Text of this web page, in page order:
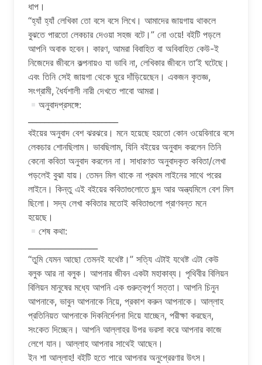
ধাপ।
“হ্যাঁ হ্যাঁ লেখিকা তো বসে বসে লিখে। আমাদের জায়গায় থাকলে
বুঝতে পারতো লেকচার দেওয়া সহজ বটে।” নো ওয়ে! বইটি পড়লে
আপনি অবাক হবেন। কারণ, আমরা বিবাহিত বা অবিবাহিত কেউ-ই
নিজেদের জীবনে কল্পনায়ও যা ভাবি না, লেখিকার জীবনে তা’ই ঘটেছে।
এবং তিনি সেই জায়গা থেকে ঘুরে দাঁড়িয়েছেন। একজন কৃতজ্ঞ,
সংগ্রামী, ধৈর্যশালী নারী দেখতে পাবো আমরা।
অনুবাদপ্রসঙ্গে:
বইয়ের অনুবাদ বেশ ঝরঝরে। মনে হয়েছে হয়তো কোন ওয়েবিনারে বসে
লেকচার শোনছিলাম। ভাবছিলাম, যিনি বইয়ের অনুবাদ করলেন তিনি
কেনো কবিতা অনুবাদ করলেন না। সাধারণত অনুবাদকৃত কবিতা/লেখা
পড়লেই বুঝা যায়। তেমন মিল থাকে না প্রথম লাইনের সাথে পরের
লাইনে। কিন্তু এই বইয়ের কবিতাগুলোতে ছন্দ আর অন্ত্যমিলে বেশ মিল
ছিলো। সদ্য লেখা কবিতার মতোই কবিতাগুলো প্রাণবন্ত মনে
হয়েছে।
শেষ কথা:
“তুমি যেমন আছো তেমনই যথেষ্ট।” সত্যি এটাই যথেষ্ট এটা কেউ
বলুক আর না বলুক। আপনার জীবন একটা মহাকাব্য। পৃথিবীর বিলিয়ন
বিলিয়ন মানুষের মধ্যে আপনি এক গুরুত্বপূর্ণ সত্তা। আপনি চিনুন
আপনাকে, ভাবুন আপনাকে নিয়ে, প্রকাশ করুন আপনাকে। আল্লাহ
প্রতিনিয়ত আপনাকে দিকনির্দেশনা দিয়ে যাচ্ছেন, পরীক্ষা করছেন,
সংকেত দিচ্ছেন। আপনি আল্লাহর উপর ভরসা করে আপনার কাজে
লেগে যান। আল্লাহ আপনার সাথেই আছেন।
ইন শা আল্লাহ! বইটি হতে পারে আপনার অনুপ্রেরণার উৎস।